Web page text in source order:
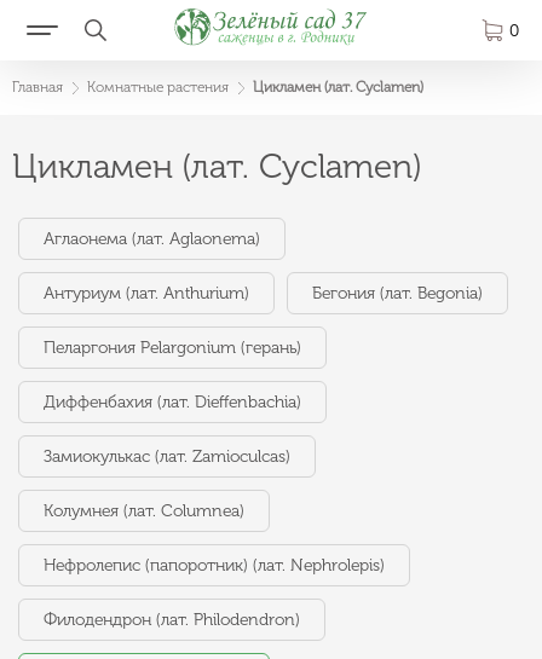
0
Главная Комнатные растения Цикламен (лат. Cyclamen)
Цикламен (лат. Cyclamen)
Аглаонема (лат. Aglaonema)
Антуриум (лат. Anthurium) Бегония (лат. Begonia)
Пеларгония Pelargonium (герань)
Диффенбахия (лат. Dieffenbachia)
Замиокулькас (лат. Zamioculcas)
Колумнея (лат. Columnea)
Нефролепис (папоротник) (лат. Nephrolepis)
Филодендрон (лат. Philodendron)